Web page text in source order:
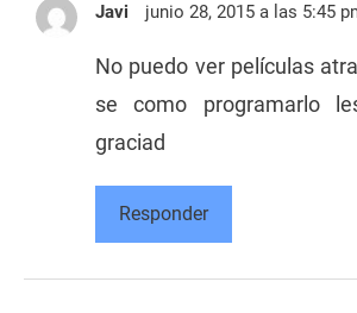
Javi junio 28, 2015 a las 5:45
No puedo ver películas
se como programarlo
graciad
Responder